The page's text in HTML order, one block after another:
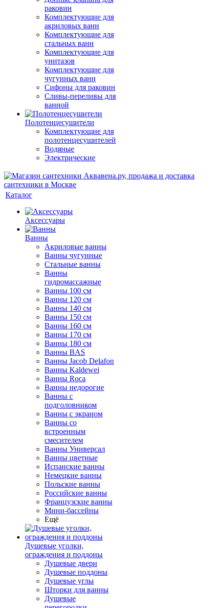
раковин
Комплектующие для
акриловых ванн
Комплектующие для
стальных ванн
Комплектующие для
унитазов
Комплектующие для
чугунных ванн
Сифоны для раковин
Сливы-переливы для
ванной
Полотенцесушители
Комплектующие для
полотенцесушителей
Водяные
Электрические
Каталог
Аксессуары
Ванны
Акриловые ванны
Ванны чугунные
Стальные ванны
Ванны
гидромассажные
Ванны 100 см
Ванны 120 см
Ванны 140 см
Ванны 150 см
Ванны 160 см
Ванны 170 см
Ванны 180 см
Ванны BAS
Ванны Jacob Delafon
Ванны Kaldewei
Ванны Roca
Ванны недорогие
Ванны с
подголовником
Ванны с экраном
Ванны со
встроенным
смесителем
Ванны Универсал
Ванны цветные
Испанские ванны
Немецкие ванны
Польские ванны
Российские ванны
Французские ванны
Мини-бассейны
Ещё
Душевые уголки,
ограждения и поддоны
Душевые двери
Душевые поддоны
Душевые углы
Шторки для ванны
Душевые